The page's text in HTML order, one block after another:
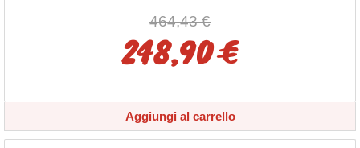
464,43 €
248,90 €
Aggiungi al carrello